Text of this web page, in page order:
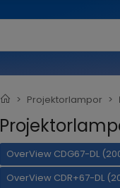
Projektorlampor
OverView CDG67-DL
OverView CDR+67-DL